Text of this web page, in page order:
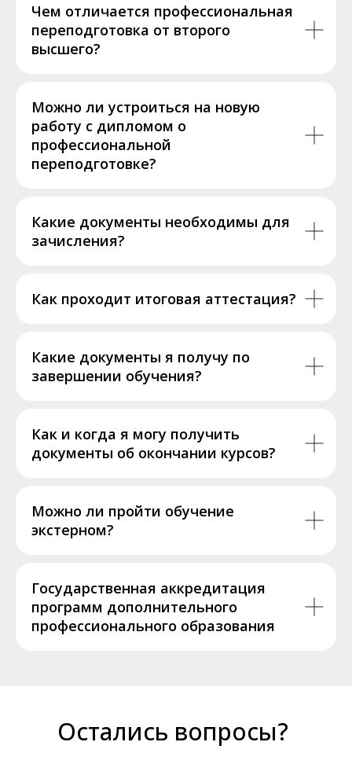
Чем отличается профессиональная
переподготовка от второго
высшего?
Можно ли устроиться на новую
работу с дипломом о
профессиональной
переподготовке?
Какие документы необходимы для
зачисления?
Как проходит итоговая аттестация?
Какие документы я получу по
завершении обучения?
Как и когда я могу получить
документы об окончании курсов?
Можно ли пройти обучение
экстерном?
Государственная аккредитация
программ дополнительного
профессионального образования
Остались вопросы?